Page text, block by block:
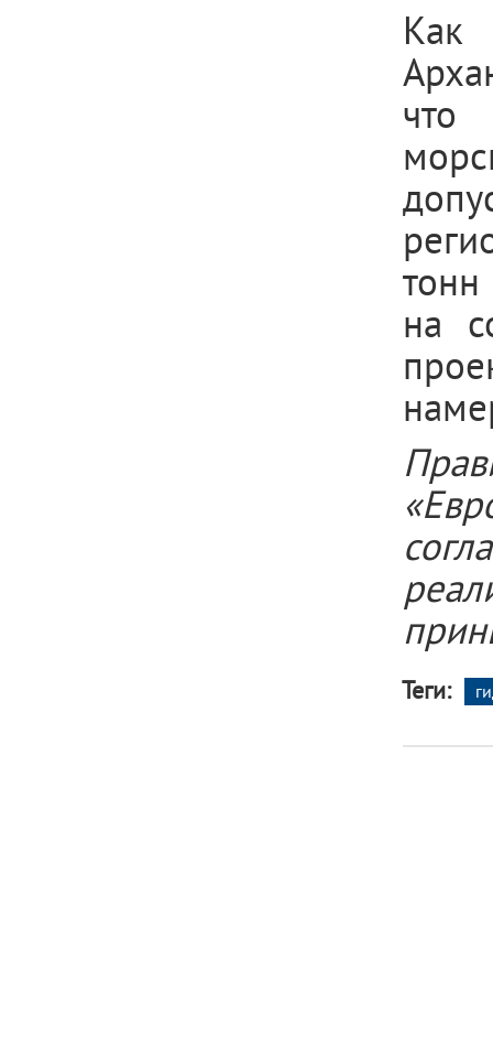
что
тонн
на
Теги: